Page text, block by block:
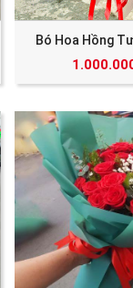
Bó Hoa Hồng